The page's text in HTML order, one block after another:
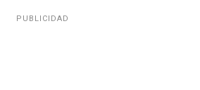
PUBLICIDAD